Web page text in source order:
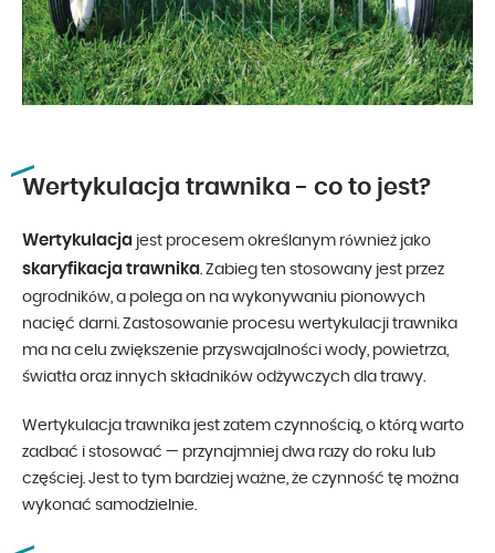
Wertykulacja trawnika - co to jest?
Wertykulacja jest procesem określanym również jako
skaryfikacja trawnika. Zabieg ten stosowany jest przez
ogrodników, a polega on na wykonywaniu pionowych
nacięć darni. Zastosowanie procesu wertykulacji trawnika
ma na celu zwiększenie przyswajalności wody, powietrza,
światła oraz innych składników odżywczych dla trawy.
Wertykulacja trawnika jest zatem czynnością, o którą warto
zadbać i stosować — przynajmniej dwa razy do roku lub
częściej. Jest to tym bardziej ważne, że czynność tę można
wykonać samodzielnie.